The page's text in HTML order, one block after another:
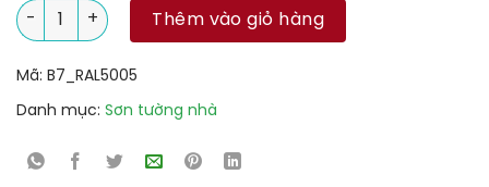
Sơn sàn Polyurethane hệ lăn RAL RAFLOOR SHIELD 5005 số
Thêm vào giỏ hàng
Mã: B7_RAL5005
Danh mục: Sơn tường nhà